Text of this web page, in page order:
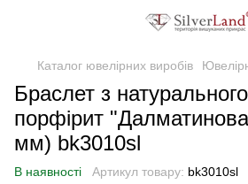
Каталог ювелірних виробів
Браслет з
порфірит
мм) bk3010sl
В наявності Артикул товару: bk3010sl